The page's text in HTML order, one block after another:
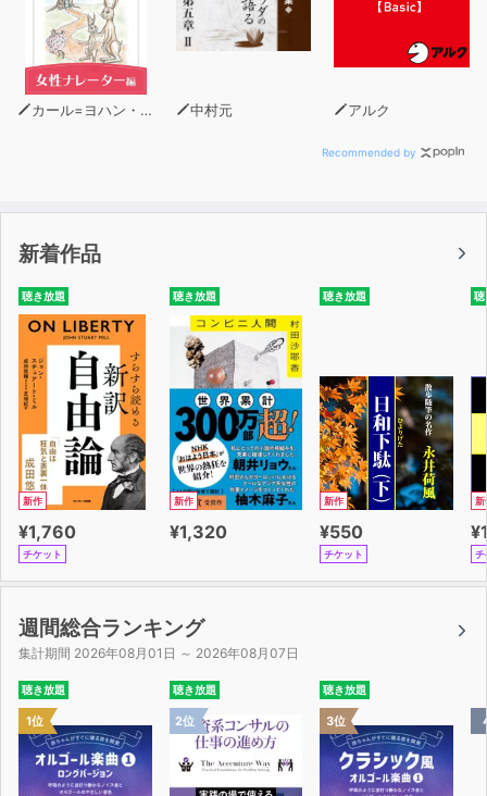
カール=ヨハン・エリーン 中村元 アルク
Recommended by
新着作品
聴き放題
新作
¥1,760
チケット
聴き放題
新作
¥1,320
聴き放題
新作
¥550
チケット
聴
新
チ
週間総合ランキング
集計期間 2026年08月01日 ～ 2026年08月07日
聴き放題
1位
聴き放題
2位
聴き放題
3位